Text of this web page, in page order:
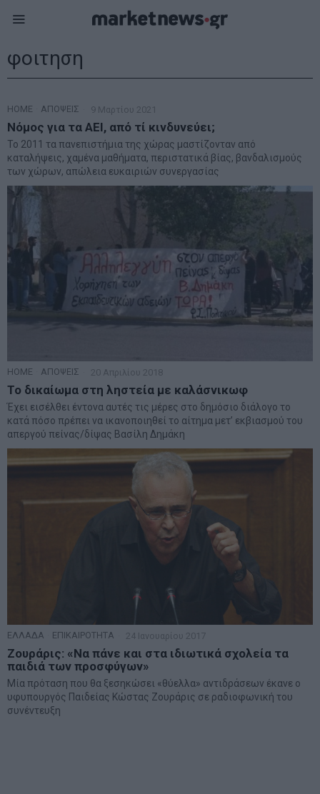
φοιτηση
HOME ΑΠΟΨΕΙΣ 9 Μαρτίου 2021
Νόμος για τα ΑΕΙ, από τί κινδυνεύει;
Το 2011 τα πανεπιστήμια της χώρας μαστίζονταν από
καταλήψεις, χαμένα μαθήματα, περιστατικά βίας, βανδαλισμούς
των χώρων, απώλεια ευκαιριών συνεργασίας
HOME ΑΠΟΨΕΙΣ 20 Απριλίου 2018
Το δικαίωμα στη ληστεία με καλάσνικωφ
Έχει εισέλθει έντονα αυτές τις μέρες στο δημόσιο διάλογο το
κατά πόσο πρέπει να ικανοποιηθεί το αίτημα μετ’ εκβιασμού του
απεργού πείνας/δίψας Βασίλη Δημάκη
ΕΛΛΑΔΑ ΕΠΙΚΑΙΡΟΤΗΤΑ 24 Ιανουαρίου 2017
Ζουράρις: «Να πάνε και στα ιδιωτικά σχολεία τα
παιδιά των προσφύγων»
Μία πρόταση που θα ξεσηκώσει «θύελλα» αντιδράσεων έκανε ο
υφυπουργός Παιδείας Κώστας Ζουράρις σε ραδιοφωνική του
συνέντευξη